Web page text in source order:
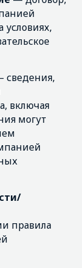
сведения,
включая
могут
правила